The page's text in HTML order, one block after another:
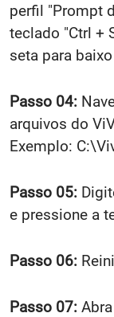
perfil "Prompt
teclado "Ctrl +
seta para
Passo 04:
arquivos do
Exemplo:
Passo 05:
e pressione a
Passo 06:
Passo 07: